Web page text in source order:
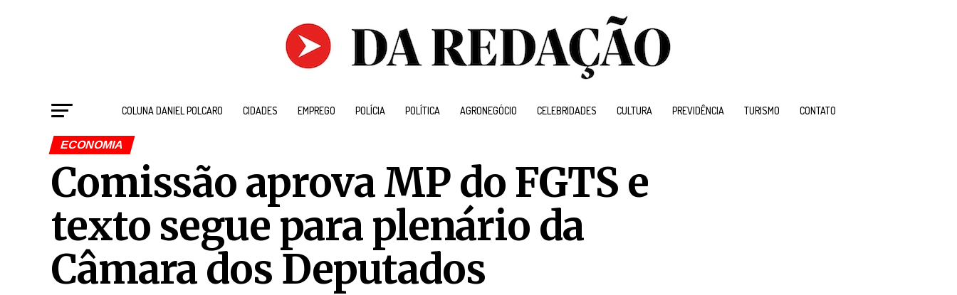
COLUNA DANIEL POLCARO CIDADES EMPREGO POLÍCIA POLÍTICA AGRONEGÓCIO CELEBRIDADES CULTURA PREVIDÊNCIA TURISMO CONTATO
ECONOMIA
Comissão aprova MP do FGTS e
texto segue para plenário da
Câmara dos Deputados